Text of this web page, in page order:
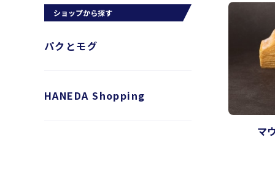
ショップから探す
パクとモグ
HANEDA Shopping
マ